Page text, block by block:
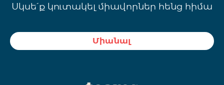
Սկսե՛ք կուտակել միավորներ հենց հիմա
Միանալ